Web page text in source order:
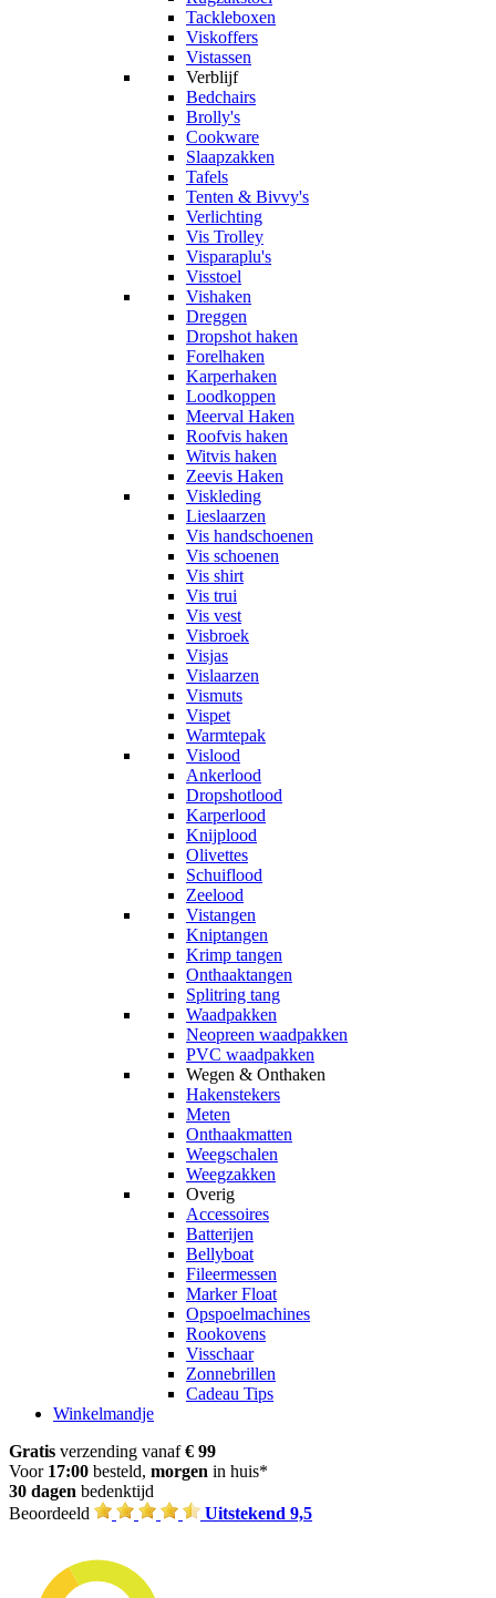
Tackleboxen
Viskoffers
Vistassen
Verblijf
Bedchairs
Brolly's
Cookware
Slaapzakken
Tafels
Tenten & Bivvy's
Verlichting
Vis Trolley
Visparaplu's
Visstoel
Vishaken
Dreggen
Dropshot haken
Forelhaken
Karperhaken
Loodkoppen
Meerval Haken
Roofvis haken
Witvis haken
Zeevis Haken
Viskleding
Lieslaarzen
Vis handschoenen
Vis schoenen
Vis shirt
Vis trui
Vis vest
Visbroek
Visjas
Vislaarzen
Vismuts
Vispet
Warmtepak
Vislood
Ankerlood
Dropshotlood
Karperlood
Knijplood
Olivettes
Schuiflood
Zeelood
Vistangen
Kniptangen
Krimp tangen
Onthaaktangen
Splitring tang
Waadpakken
Neopreen waadpakken
PVC waadpakken
Wegen & Onthaken
Hakenstekers
Meten
Onthaakmatten
Weegschalen
Weegzakken
Overig
Accessoires
Batterijen
Bellyboat
Fileermessen
Marker Float
Opspoelmachines
Rookovens
Visschaar
Zonnebrillen
Cadeau Tips
Winkelmandje
Gratis verzending vanaf€ 99
Voor 17:00 besteld, morgen in huis*
30 dagen bedenktijd
Beoordeeld
Uitstekend 9,5